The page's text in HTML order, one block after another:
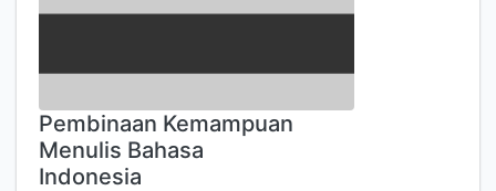
Pembinaan Kemampuan
Menulis Bahasa
Indonesia